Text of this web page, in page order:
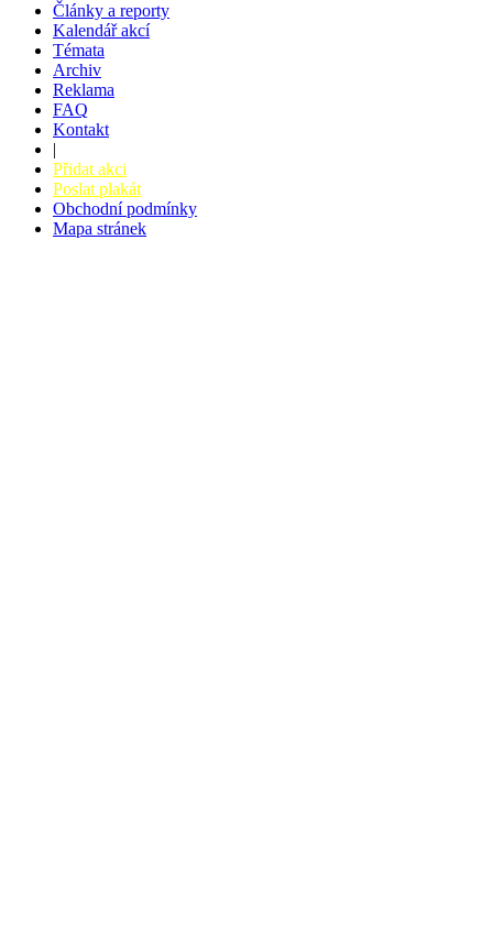
Články a reporty
Kalendář akcí
Témata
Archiv
Reklama
FAQ
Kontakt
|
Přidat akci
Poslat plakát
Obchodní podmínky
Mapa stránek